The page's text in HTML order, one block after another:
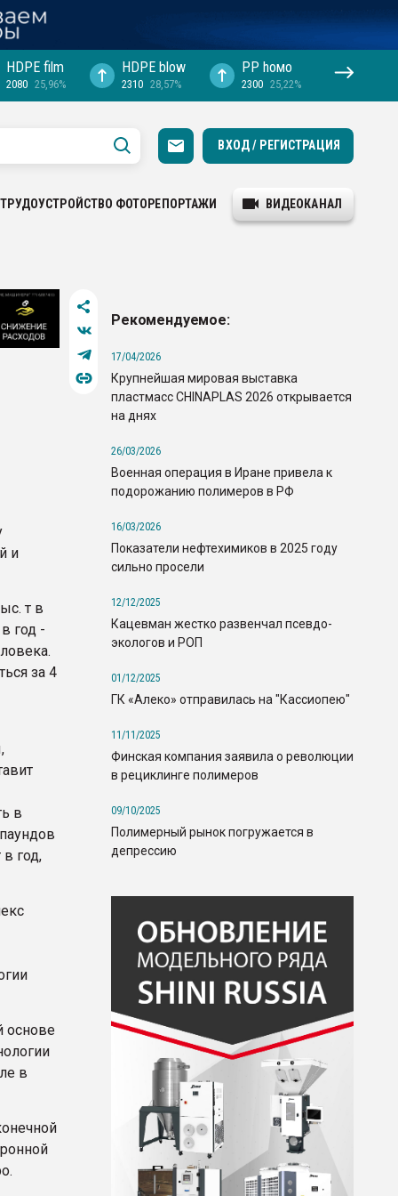
HDPE film
2080 25,96%
HDPE blow
2310 28,57%
PP hомо
2300 25,22%
ВХОД / РЕГИСТРАЦИЯ
ТРУДОУСТРОЙСТВО ФОТОРЕПОРТАЖИ ВИДЕОКАНАЛ
и
т в
год -
за 4
в
год,
основе
в
Рекомендуемое:
17/04/2026
Крупнейшая мировая выставка
пластмасс CHINAPLAS 2026 открывается
на днях
26/03/2026
Военная операция в Иране привела к
подорожанию полимеров в РФ
16/03/2026
Показатели нефтехимиков в 2025 году
сильно просели
12/12/2025
Кацевман жестко развенчал псевдо-
экологов и РОП
01/12/2025
ГК «Алеко» отправилась на "Кассиопею"
11/11/2025
Финская компания заявила о революции
в рециклинге полимеров
09/10/2025
Полимерный рынок погружается в
депрессию